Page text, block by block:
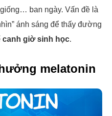
ban ngày. Vấn đề là
ánh sáng để thấy đường
canh giờ sinh học.
melatonin